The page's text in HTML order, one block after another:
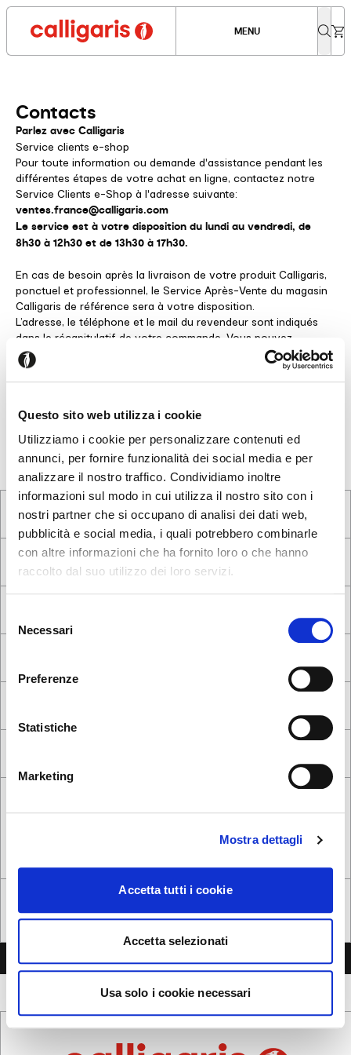
Questo sito web utilizza i cookie
Utilizziamo i cookie per personalizzare contenuti ed
annunci, per fornire funzionalità dei social media e per
analizzare il nostro traffico. Condividiamo inoltre
informazioni sul modo in cui utilizza il nostro sito con i
nostri partner che si occupano di analisi dei dati web,
pubblicità e social media, i quali potrebbero combinarle
con altre informazioni che ha fornito loro o che hanno
raccolto dal suo utilizzo dei loro servizi.
delNecessari
Preferenze
Statistiche
Marketing
Mostra dettagli
Accetta tutti i cookie
Accetta selezionati
Usa solo i cookie necessari
MENU
Contacts
Parlez avec Calligaris
Service clients e-shop
Pour toute information ou demande d'assistance pendant les
différentes étapes de votre achat en ligne, contactez notre
Service Clients e-Shop à l'adresse suivante:
ventes.france@calligaris.com
Le service est à votre disposition du lundi au vendredi, de
8h30 à 12h30 et de 13h30 à 17h30.
En cas de besoin après la livraison de votre produit Calligaris,
ponctuel et professionnel, le Service Après-Vente du magasin
Calligaris de référence sera à votre disposition.
L’adresse, le téléphone et le mail du revendeur sont indiqués
dans le récapitulatif de votre commande. Vous pouvez
également les demander au Service Clients e-Shop.
Avez-vous une expérience d’achat à nous raconter? Avez-
services? Est-il un produit que vous souhaitez et nous n’avons
données personnelles*
Oui, je souhaite recevoir des communications commerciales
depuis un autre pays
Vous consultez actuellement le site Calligaris pour
France. Souhaitez-vous passer au site en États-Unis ?
Erreur de Connexion Fermer
pas que le mot de passe est sensible à la casse.